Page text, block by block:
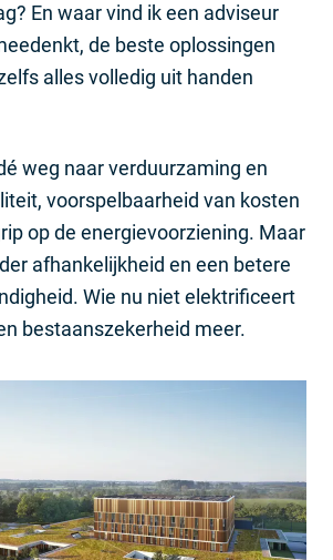
En waar vind ik een adviseur
de beste oplossingen
alles volledig uit handen
weg naar verduurzaming en
voorspelbaarheid van kosten
op de energievoorziening. Maar
afhankelijkheid en een betere
Wie nu niet elektrificeert
bestaanszekerheid meer.